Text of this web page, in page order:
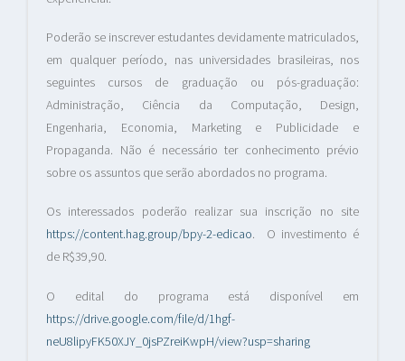
Poderão se inscrever estudantes devidamente matriculados,
em qualquer período, nas universidades brasileiras, nos
seguintes cursos de graduação ou pós-graduação:
Administração, Ciência da Computação, Design,
Engenharia, Economia, Marketing e Publicidade e
Propaganda. Não é necessário ter conhecimento prévio
sobre os assuntos que serão abordados no programa.
Os interessados poderão realizar sua inscrição no site
https://content.hag.group/bpy-2-edicao. O investimento é
de R$39,90.
O edital do programa está disponível em
https://drive.google.com/file/d/1hgf-
neU8lipyFK50XJY_0jsPZreiKwpH/view?usp=sharing